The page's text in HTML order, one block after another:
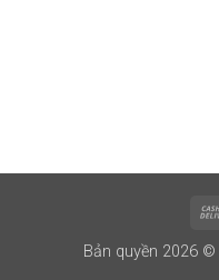
Bản quyền 2026 ©